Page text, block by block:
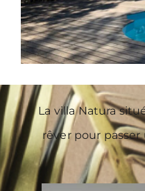
La villa Natura
rêver pour